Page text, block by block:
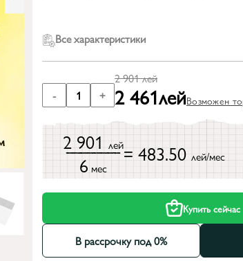
Все характеристики
- 1 +
2 901лей
2 461лейВозможен
2 901 лей
6 мес
= 483.50 лей/мес
Купить сейчас
В рассрочку под 0%